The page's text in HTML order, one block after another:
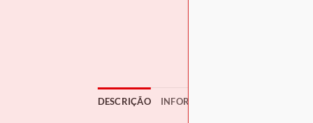
DESCRIÇÃO INFORMAÇÃO ADICIONAL